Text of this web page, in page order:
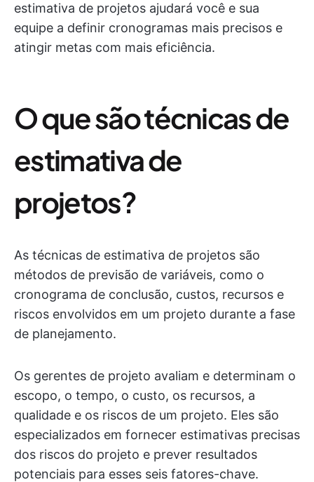
estimativa de projetos ajudará você e sua
equipe a definir cronogramas mais precisos e
atingir metas com mais eficiência.
O que são técnicas de
estimativa de
projetos?
As técnicas de estimativa de projetos são
métodos de previsão de variáveis, como o
cronograma de conclusão, custos, recursos e
riscos envolvidos em um projeto durante a fase
de planejamento.
Os gerentes de projeto avaliam e determinam o
escopo, o tempo, o custo, os recursos, a
qualidade e os riscos de um projeto. Eles são
especializados em fornecer estimativas precisas
dos riscos do projeto e prever resultados
potenciais para esses seis fatores-chave.